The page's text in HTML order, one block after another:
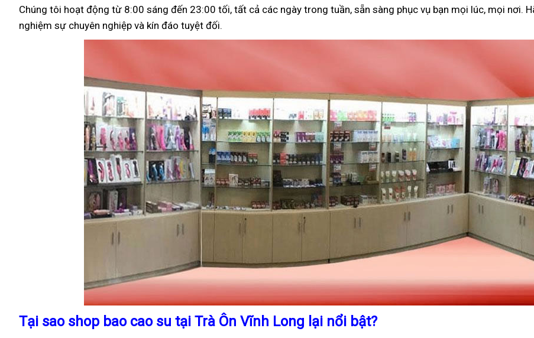
Chúng tôi hoạt động từ 8:00 sáng đến 23:00 tối, tất cả các ngày trong tuần, sẵn sàng phục vụ bạn mọi lúc, mọi nơi.
nghiệm sự chuyên nghiệp và kín đáo tuyệt đối.
Tại sao shop bao cao su tại Trà Ôn Vĩnh Long lại nổi bật?